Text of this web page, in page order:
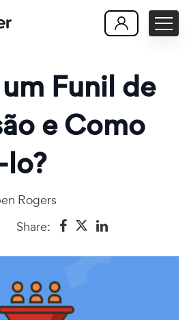
Funil de
e Como
Rogers
Share: